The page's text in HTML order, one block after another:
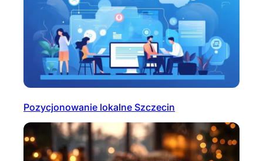
Pozycjonowanie lokalne Szczecin